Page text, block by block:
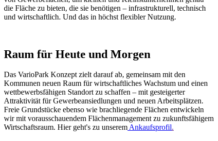
die Fläche zu bieten, die sie benötigen – infrastrukturell, technisch
und wirtschaftlich. Und das in höchst flexibler Nutzung.
Raum für Heute und Morgen
Das VarioPark Konzept zielt darauf ab, gemeinsam mit den
Kommunen neuen Raum für wirtschaftliches Wachstum und einen
wettbewerbsfähigen Standort zu schaffen – mit gesteigerter
Attraktivität für Gewerbeansiedlungen und neuen Arbeitsplätzen.
Freie Grundstücke ebenso wie brachliegende Flächen entwickeln
wir mit vorausschauendem Flächenmanagement zu zukunftsfähigem
Wirtschaftsraum. Hier geht's zu unseremAnkaufsprofil.